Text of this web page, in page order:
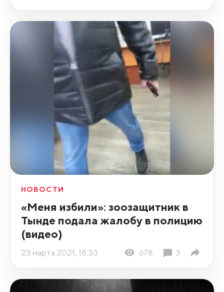
НОВОСТИ
«Меня избили»: зоозащитник в
Тынде подала жалобу в полицию
(видео)
23 марта 2021, 18:33 678 3